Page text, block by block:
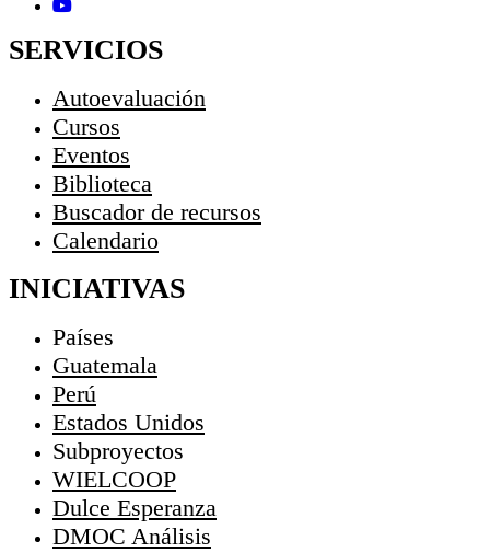
SERVICIOS
Autoevaluación
Cursos
Eventos
Biblioteca
Buscador de recursos
Calendario
INICIATIVAS
Países
Guatemala
Perú
Estados Unidos
Subproyectos
WIELCOOP
Dulce Esperanza
DMOC Análisis